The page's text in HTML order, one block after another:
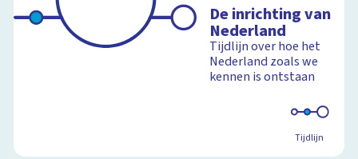
Schoolplaat
schoolplaat over de
cyclus van water op
aarde
Schoolplaat
De inrichting van
Nederland
Tijdlijn over hoe het
Nederland zoals we
kennen is ontstaan
Tijdlijn